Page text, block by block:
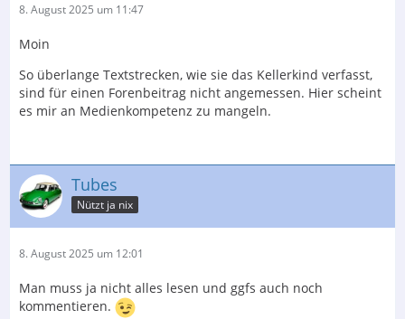
8. August 2025 um 11:47
Moin
So überlange Textstrecken, wie sie das Kellerkind verfasst,
sind für einen Forenbeitrag nicht angemessen. Hier scheint
es mir an Medienkompetenz zu mangeln.
Tubes
Nützt ja nix
8. August 2025 um 12:01
Man muss ja nicht alles lesen und ggfs auch noch
kommentieren.